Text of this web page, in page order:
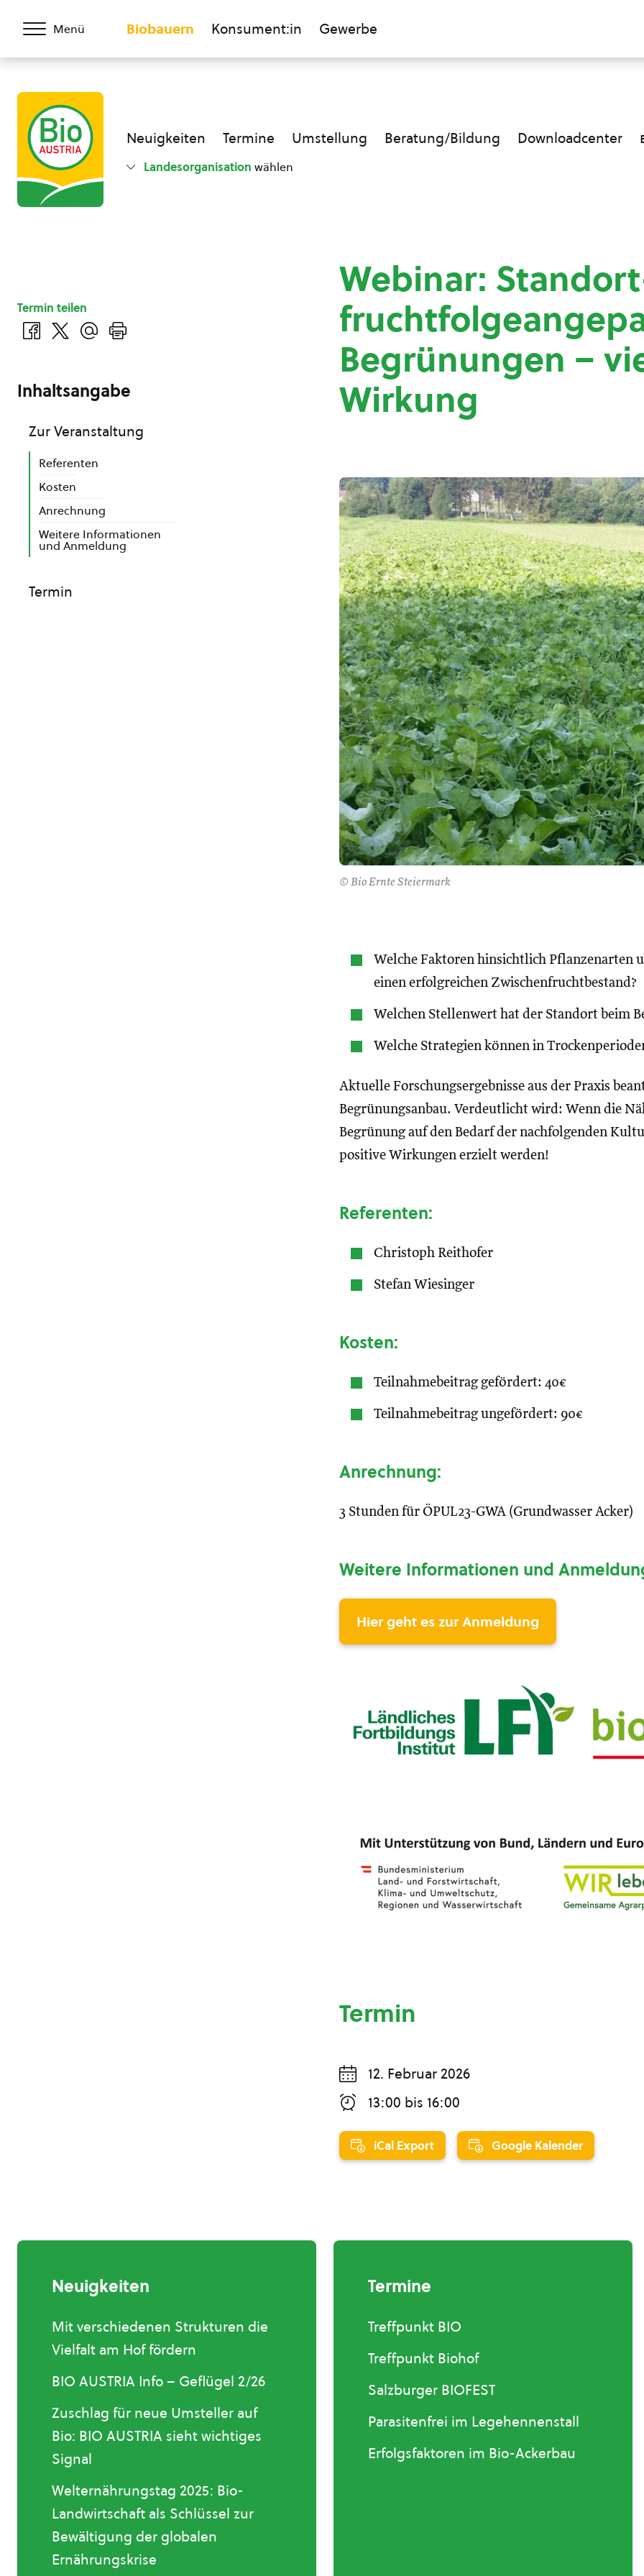
Menü Biobauern Konsument:in Gewerbe
Neuigkeiten Termine Umstellung Beratung/Bildung Downloadcenter
Landesorganisation wählen
Webinar:
Begrünungen –
Wirkung
© Bio Ernte Steiermark
Welche Faktoren hinsichtlich Pflanzenarten
einen erfolgreichen Zwischenfruchtbestand?
Welchen Stellenwert hat der Standort beim
Welche Strategien können in
Aktuelle Forschungsergebnisse aus der Praxis
Begrünungsanbau. Verdeutlicht wird: Wenn die
Begrünung auf den Bedarf der nachfolgenden
positive Wirkungen erzielt werden!
Referenten:
Christoph Reithofer
Stefan Wiesinger
Kosten:
Teilnahmebeitrag gefördert: 40€
Teilnahmebeitrag ungefördert: 90€
Anrechnung:
3 Stunden für ÖPUL23-GWA (Grundwasser Acker)
Weitere Informationen und
Hier geht es zur Anmeldung
Termin
12. Februar 2026
13:00 bis 16:00
iCal Export Google Kalender
Termin teilen
Inhaltsangabe
Zur Veranstaltung
Referenten
Kosten
Anrechnung
Weitere Informationen
und Anmeldung
Termin
Neuigkeiten
Mit verschiedenen Strukturen die
Vielfalt am Hof fördern
BIO AUSTRIA Info – Geflügel 2/26
Zuschlag für neue Umsteller auf
Bio: BIO AUSTRIA sieht wichtiges
Signal
Welternährungstag 2025: Bio-
Landwirtschaft als Schlüssel zur
Bewältigung der globalen
Ernährungskrise
Termine
Treffpunkt BIO
Treffpunkt Biohof
Salzburger BIOFEST
Parasitenfrei im Legehennenstall
Erfolgsfaktoren im Bio-Ackerbau